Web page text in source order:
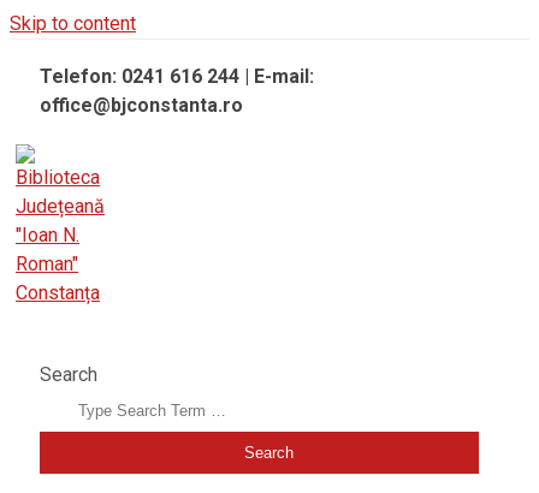
Skip to content
Telefon: 0241 616 244 | E-mail:
office@bjconstanta.ro
Search